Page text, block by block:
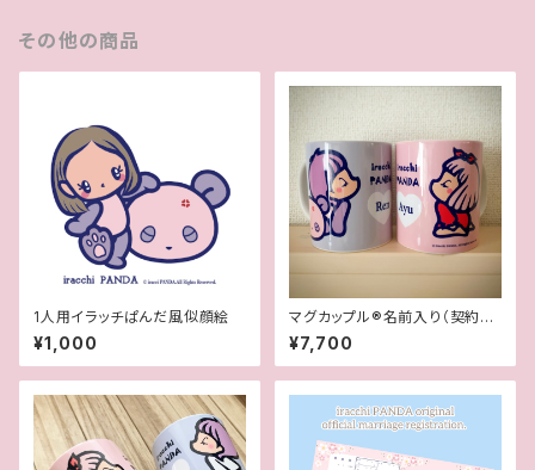
その他の商品
1人用イラッチぱんだ風似顔絵
¥1,000
マグカップル®︎名前入り（契約書
付き世界に一つオリジナルペア
マグカップ）
¥7,700